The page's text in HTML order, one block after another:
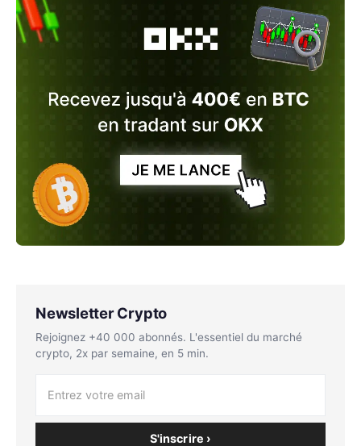
Newsletter Crypto
Rejoignez +40 000 abonnés. L'essentiel du marché
crypto, 2x par semaine, en 5 min.
S'inscrire ›